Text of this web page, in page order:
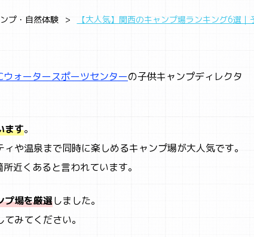
プ・自然体験 【大人気】関西のキャンプ場ランキング6選
ォータースポーツセンターの子供キャンプディレクタ
ます。
や温泉まで同時に楽しめるキャンプ場が大人気です。
近くあると言われています。
プ場を厳選しました。
みてください。